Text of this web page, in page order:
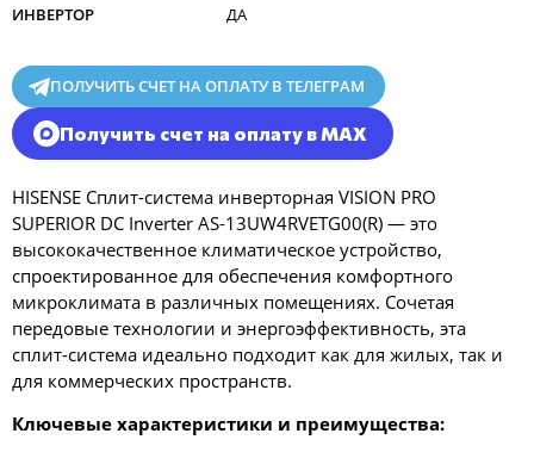
ИНВЕРТОР
ДА
ПОЛУЧИТЬ СЧЕТ НА ОПЛАТУ В ТЕЛЕГРАМ
Получить счет на оплату в MAX
HISENSE Сплит-система инверторная VISION PRO
SUPERIOR DC Inverter AS-13UW4RVETG00(R) — это
высококачественное климатическое устройство,
спроектированное для обеспечения комфортного
микроклимата в различных помещениях. Сочетая
передовые технологии и энергоэффективность, эта
сплит-система идеально подходит как для жилых, так и
для коммерческих пространств.
Ключевые характеристики и преимущества: